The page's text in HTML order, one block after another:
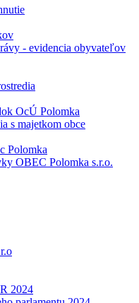
- evidencia obyvateľov
OcÚ Polomka
s majetkom obce
Polomka
OBEC Polomka s.r.o.
2024